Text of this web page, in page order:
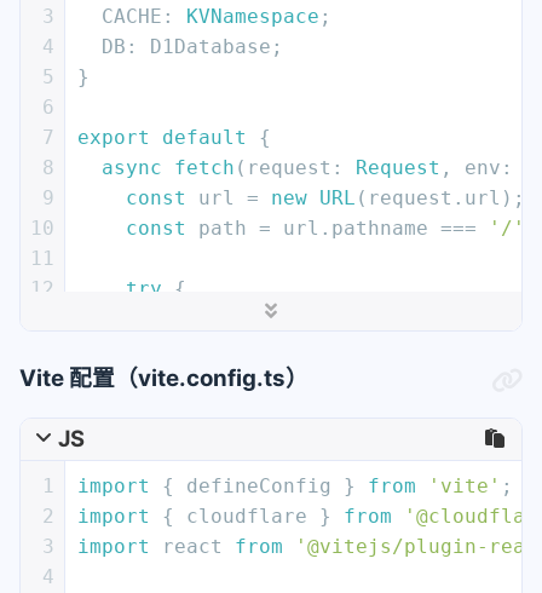
"my-db"
database_id
3
4
5
6
7
8
9
10
11
12
15
17
CACHE : KVNamespace ;
DB : D1Database;
}
export default
{
async
fetch ( request : Request , env :
const
url = new URL (request. url );
const
path = url. pathname === '/'
try {
// 1. 优先从 KV 缓存获取
if (cached)
// 2. 回源到 dist 目录（含错误重试）
if
(!response) return
status === 200
Vite 配置（vite.config.ts）
JS
1
2
3
4
import { defineConfig } from 'vite' ;
import
{ cloudflare } from
import
react from '@vitejs/plugin-